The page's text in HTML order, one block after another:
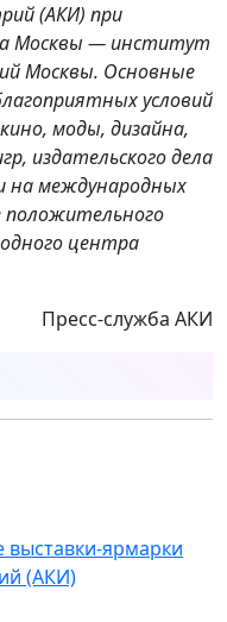
(АКИ) при
Москвы — институт
Москвы. Основные
условий
моды, дизайна,
издательского дела
на международных
центра
Пресс-служба АКИ
ярмарки
(АКИ)